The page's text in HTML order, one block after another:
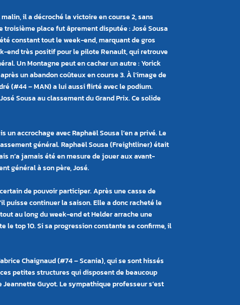
il a décroché la victoire en course 2, sans
troisième place fut âprement disputée : JoséSousa
constant tout le week-end, marquant de gros
end très positif pour le pilote Renault, qui retrouve
ral.Un Montagne peut en cacher un autre : Yorick
s un abandon coûteux en course 3. À l’image de
(#44 – MAN) a lui aussi flirté avec le podium.
Sousa au classement du Grand Prix. Ce solide
un accrochage avec Raphaël Sousa l’en a privé. Le
général.Raphaël Sousa(Freightliner) était
n’a jamais été en mesure de jouer aux avant-
général à son père, José.
de pouvoir participer. Après une casse de
puisse continuer la saison. Elle a donc racheté le
au long du week-end et Helder arrache une
le top 10. Si sa progression constante se confirme, il
Chaignaud (#74 – Scania), qui se sont hissés
petites structures qui disposent de beaucoup
Guyot. Le sympathique professeur s’est